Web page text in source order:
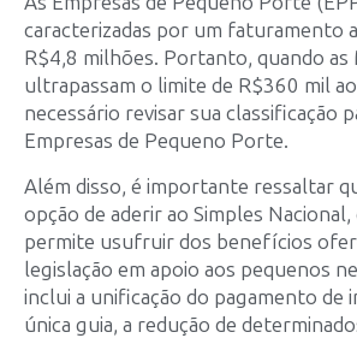
caracterizadas por um faturamento
R$4,8 milhões. Portanto, quando as
ultrapassam o limite de R$360 mil
necessário revisar sua classificação
Empresas de Pequeno Porte.
Além disso, é importante ressaltar
opção de aderir ao Simples
permite usufruir dos benefícios
legislação em apoio aos pequenos
inclui a unificação do pagamento de
única guia, a redução de